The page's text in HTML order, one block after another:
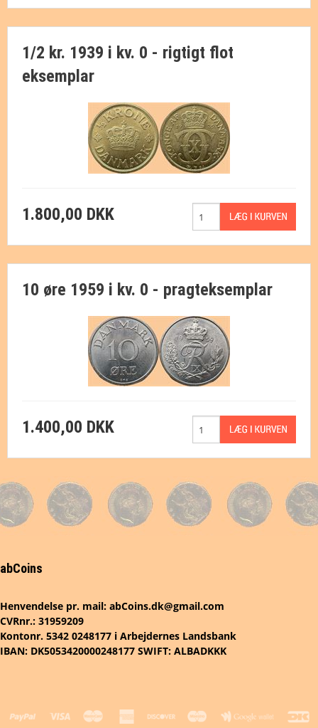
1/2 kr. 1939 i kv. 0 - rigtigt flot
eksemplar
1.800,00 DKK
10 øre 1959 i kv. 0 - pragteksemplar
1.400,00 DKK
abCoins
Henvendelse pr. mail: abCoins.dk@gmail.com
CVRnr.: 31959209
Kontonr. 5342 0248177 i Arbejdernes Landsbank
IBAN: DK5053420000248177 SWIFT: ALBADKKK